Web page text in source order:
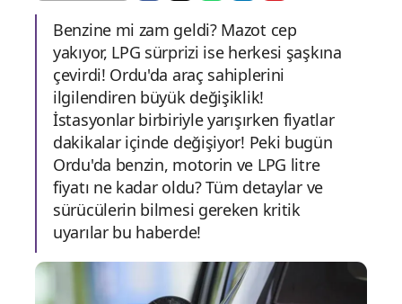
Benzine mi zam geldi? Mazot cep
yakıyor, LPG sürprizi ise herkesi şaşkına
çevirdi! Ordu'da araç sahiplerini
ilgilendiren büyük değişiklik!
İstasyonlar birbiriyle yarışırken fiyatlar
dakikalar içinde değişiyor! Peki bugün
Ordu'da benzin, motorin ve LPG litre
fiyatı ne kadar oldu? Tüm detaylar ve
sürücülerin bilmesi gereken kritik
uyarılar bu haberde!